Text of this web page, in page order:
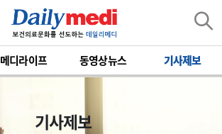
메디라이프 동영상뉴스 기사제보
기사제보